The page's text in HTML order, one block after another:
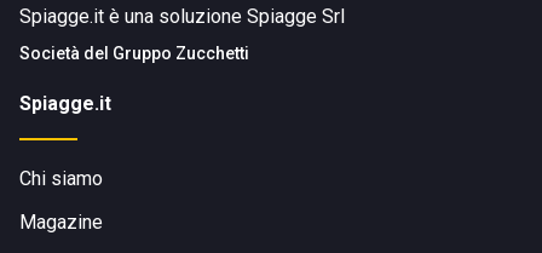
Spiagge.it è una soluzione Spiagge Srl
Società del Gruppo Zucchetti
Spiagge.it
Chi siamo
Magazine